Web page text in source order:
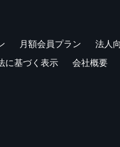
月額会員プラン
法人
に基づく表示 会社概要